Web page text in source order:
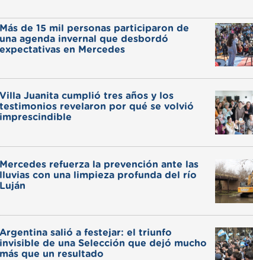
Más de 15 mil personas participaron de
una agenda invernal que desbordó
expectativas en Mercedes
Villa Juanita cumplió tres años y los
testimonios revelaron por qué se volvió
imprescindible
Mercedes refuerza la prevención ante las
lluvias con una limpieza profunda del río
Luján
Argentina salió a festejar: el triunfo
invisible de una Selección que dejó mucho
más que un resultado